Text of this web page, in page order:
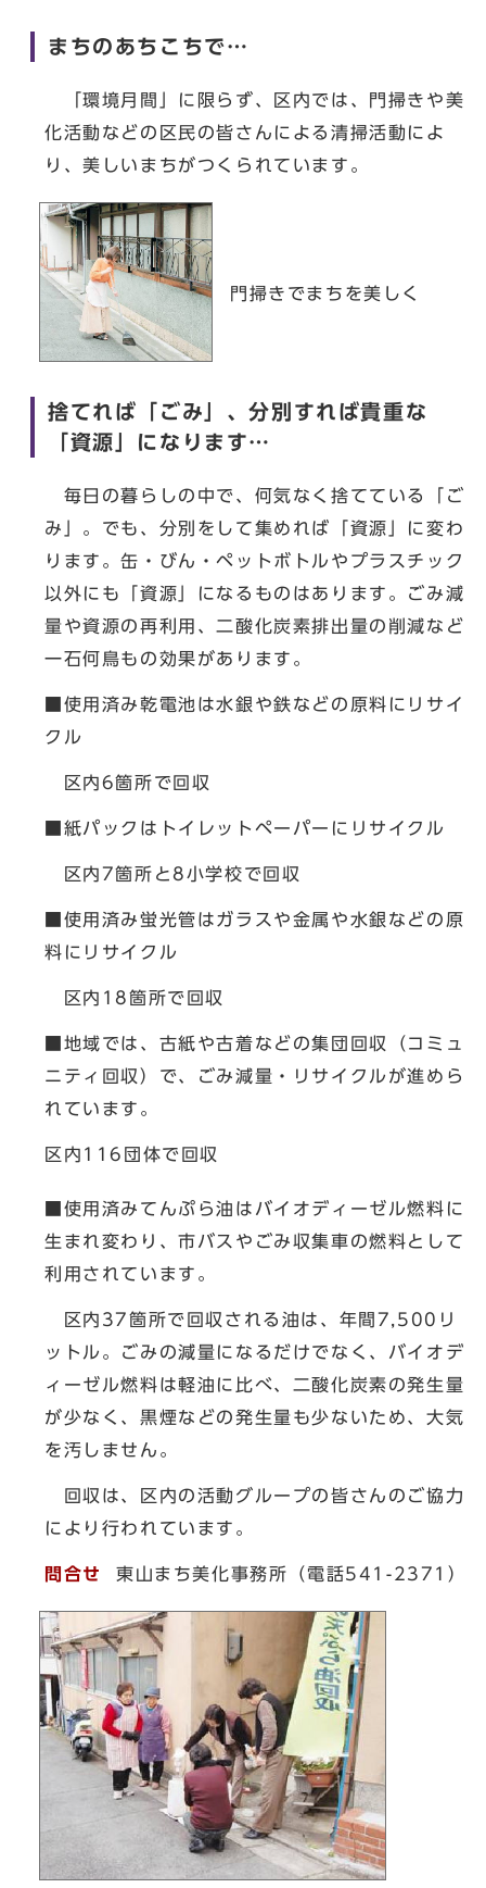
まちのあちこちで…
「環境月間」に限らず、区内では、門掃きや美
化活動などの区民の皆さんによる清掃活動によ
り、美しいまちがつくられています。
門掃きでまちを美しく
捨てれば「ごみ」、分別すれば貴重な
「資源」になります…
毎日の暮らしの中で、何気なく捨てている「ご
み」。でも、分別をして集めれば「資源」に変わ
ります。缶・びん・ペットボトルやプラスチック
以外にも「資源」になるものはあります。ごみ減
量や資源の再利用、二酸化炭素排出量の削減など
一石何鳥もの効果があります。
■使用済み乾電池は水銀や鉄などの原料にリサイ
クル
区内6箇所で回収
■紙パックはトイレットペーパーにリサイクル
区内7箇所と8小学校で回収
■使用済み蛍光管はガラスや金属や水銀などの原
料にリサイクル
区内18箇所で回収
■地域では、古紙や古着などの集団回収（コミュ
ニティ回収）で、ごみ減量・リサイクルが進めら
れています。
区内116団体で回収
■使用済みてんぷら油はバイオディーゼル燃料に
生まれ変わり、市バスやごみ収集車の燃料として
利用されています。
区内37箇所で回収される油は、年間7,500リ
ットル。ごみの減量になるだけでなく、バイオデ
ィーゼル燃料は軽油に比べ、二酸化炭素の発生量
が少なく、黒煙などの発生量も少ないため、大気
を汚しません。
回収は、区内の活動グループの皆さんのご協力
により行われています。
問合せ 東山まち美化事務所（電話541-2371）